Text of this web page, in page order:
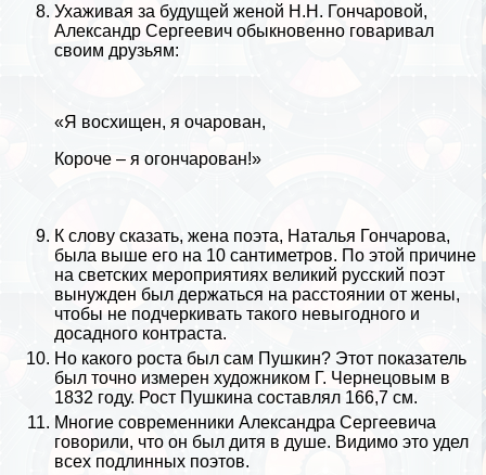
Ухаживая за будущей женой Н.Н. Гончаровой,
Александр Сергеевич обыкновенно говаривал
своим друзьям:
«Я восхищен, я очарован,
Короче – я огончарован!»
К слову сказать, жена поэта, Наталья Гончарова,
была выше его на 10 сантиметров. По этой причине
на светских мероприятиях великий русский поэт
вынужден был держаться на расстоянии от жены,
чтобы не подчеркивать такого невыгодного и
досадного контраста.
Но какого роста был сам Пушкин? Этот показатель
был точно измерен художником Г. Чернецовым в
1832 году. Рост Пушкина составлял 166,7 см.
Многие современники Александра Сергеевича
говорили, что он был дитя в душе. Видимо это удел
всех подлинных поэтов.